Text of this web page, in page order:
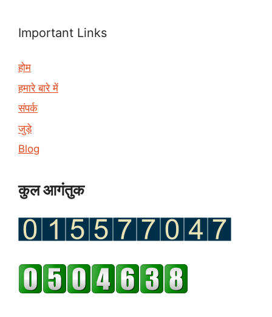
Important Links
होम
हमारे बारे में
संपर्क
जुड़े
Blog
कुल आगंतुक